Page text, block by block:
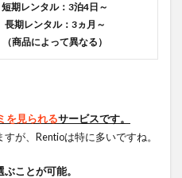
短期レンタル：3泊4日～
長期レンタル：3ヵ月～
（商品によって異なる）
を見られるサービスです。
が、Rentioは特に多いですね。
ことが可能。